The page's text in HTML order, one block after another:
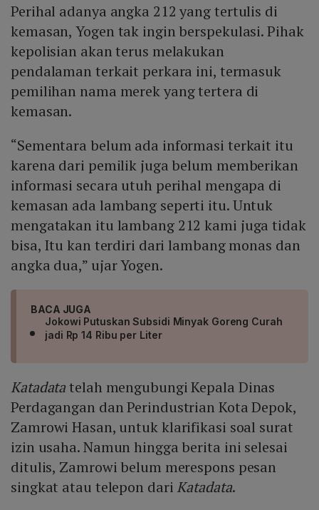
Perihal adanya angka 212 yang tertulis di
kemasan, Yogen tak ingin berspekulasi. Pihak
kepolisian akan terus melakukan
pendalaman terkait perkara ini, termasuk
pemilihan nama merek yang tertera di
kemasan.
“Sementara belum ada informasi terkait itu
karena dari pemilik juga belum memberikan
informasi secara utuh perihal mengapa di
kemasan ada lambang seperti itu. Untuk
mengatakan itu lambang 212 kami juga tidak
bisa, Itu kan terdiri dari lambang monas dan
angka dua,” ujar Yogen.
BACA JUGA
Jokowi Putuskan Subsidi Minyak Goreng Curah
jadi Rp 14 Ribu per Liter
Katadatatelah mengubungi Kepala Dinas
Perdagangan dan Perindustrian Kota Depok,
Zamrowi Hasan, untuk klarifikasi soal surat
izin usaha. Namun hingga berita ini selesai
ditulis, Zamrowi belum merespons pesan
singkat atau telepon dari Katadata.